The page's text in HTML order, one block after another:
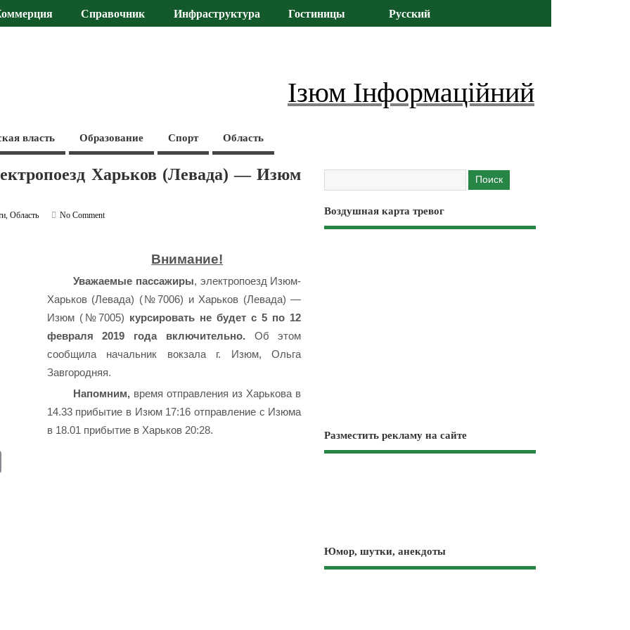
Справочник Инфраструктура Гостиницы Русский
Ізюм Інформаційний
власть Образование Спорт Область
Харьков (Левада) — Изюм
,Область
No Comment
Внимание!
Уважаемые пассажиры, электропоезд Изюм-
Харьков (Левада) (№7006) и Харьков (Левада) —
Изюм (№7005) курсировать не будет с 5 по 12
февраля 2019 года включительно.Об этом
сообщила начальник вокзала г. Изюм, Ольга
Завгородняя.
Напомним, время отправления из Харькова в
14.33 прибытие в Изюм 17:16 отправление с Изюма
в 18.01 прибытие в Харьков 20:28.
Воздушная карта тревог
Разместить рекламу на сайте
Юмор, шутки, анекдоты